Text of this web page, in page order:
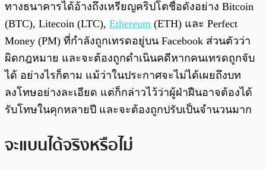
ทางธนาคารได้อ้างถึงเหรียญคริปโตชื่อดังอย่าง Bitcoin
(BTC), Litecoin (LTC), Ethereum (ETH) และ Perfect
Money (PM) ที่กำลังถูกเทรดอยู่บน Facebook ส่วนตัวว่า
ผิดกฎหมาย และจะต้องถูกดำเนินคดีหากคนเทรดถูกจับ
ได้ อย่างไรก็ตาม แม้ว่าในประกาศจะไม่ได้เผยถึงบท
ลงโทษอย่างละเอียด แต่ก็กล่าวไว้ว่าผู้ฝ่าฝืนอาจต้องได้
รับโทษในคุกหลายปี และจะต้องถูกปรับเป็นจำนวนมาก
จะแบนได้จริงหรือไม่